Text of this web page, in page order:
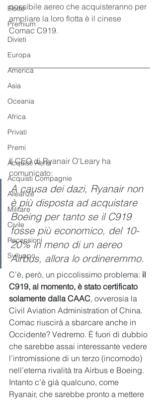
Flotte
Premium
Divieti
Europa
America
Asia
Oceania
Africa
Privati
Premi
Acquisti Aerei
Acquisti Compagnie
Alleanze
Militare
Civile
Recensioni
Sviluppo
possibile aereo che acquisteranno per
ampliare la loro flotta è il cinese
Comac C919.
Il CEO di Ryanair O'Leary ha
comunicato:
A causa dei dazi, Ryanair non
è più disposta ad acquistare
Boeing per tanto se il C919
fosse più economico, del 10-
20% in meno di un aereo
Airbus, allora lo ordineremmo.
C’è, però, un piccolissimo problema: il
C919, al momento, è stato certificato
solamente dalla CAAC, ovverosia la
Civil Aviation Administration of China.
Comac riuscirà a sbarcare anche in
Occidente? Vedremo. È fuori di dubbio
che sarebbe assai interessante vedere
l’intromissione di un terzo (incomodo)
nell’eterna rivalità tra Airbus e Boeing.
Intanto c’è già qualcuno, come
Ryanair, che sarebbe pronto a mettere